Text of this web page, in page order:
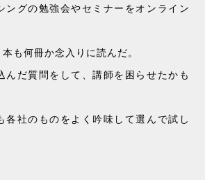
ングの勉強会やセミナーをオンライン
も何冊か念入りに読んだ。
んだ質問をして、講師を困らせたかも
各社のものをよく吟味して選んで試し